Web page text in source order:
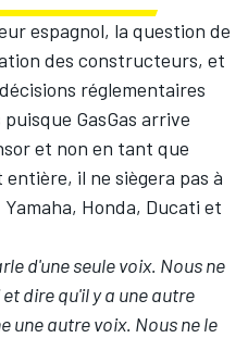
espagnol, la question de
des constructeurs, et
réglementaires
GasGas arrive
et non en tant que
il ne siègera pas à
Honda, Ducati et
d'une seule voix. Nous ne
dire qu'il y a une autre
une autre voix. Nous ne le